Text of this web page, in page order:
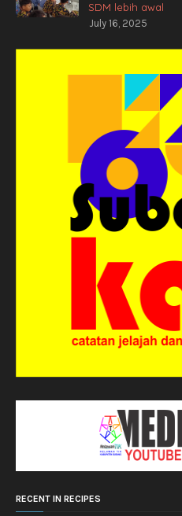
SDM lebih awal
July 16, 2025
RECENT IN RECIPES